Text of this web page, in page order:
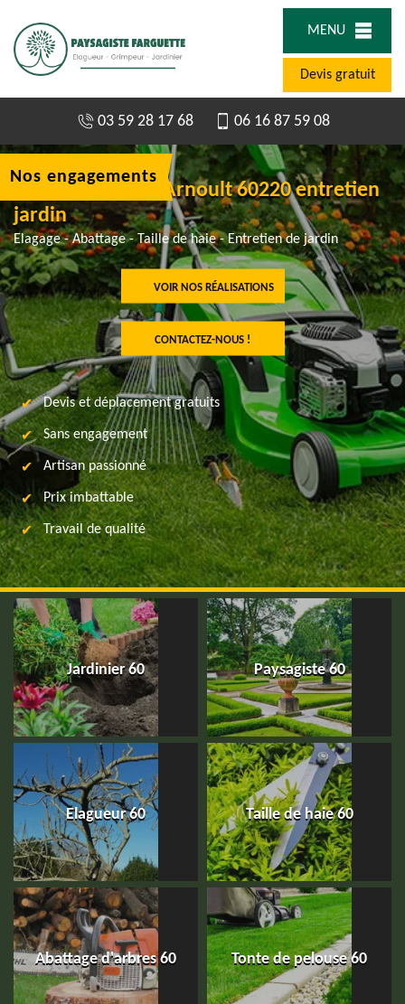
MENU
Devis gratuit
03 59 28 17 68 06 16 87 59 08
Jardinier à Saint Arnoult 60220 entretien
jardin
Elagage - Abattage - Taille de haie - Entretien de jardin
VOIR NOS RÉALISATIONS
CONTACTEZ-NOUS !
Nos engagements
Devis et déplacement gratuits
Sans engagement
Artisan passionné
Prix imbattable
Travail de qualité
Jardinier 60 Paysagiste 60
Elagueur 60 Taille de haie 60
Abattage d'arbres 60 Tonte de pelouse 60